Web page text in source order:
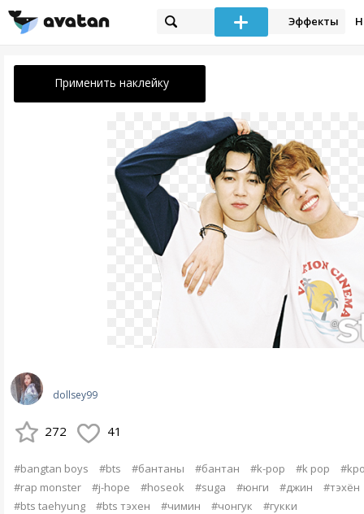
Эффекты
Применить наклейку
dollsey99
272 41
#bangtan boys #bts #бантаны #бантан #k-pop #k pop
#rap monster
#j-hope #hoseok #suga #юнги #джин
#тэхён
#bts taehyung
#bts тэхен #чимин #чонгук #гукки